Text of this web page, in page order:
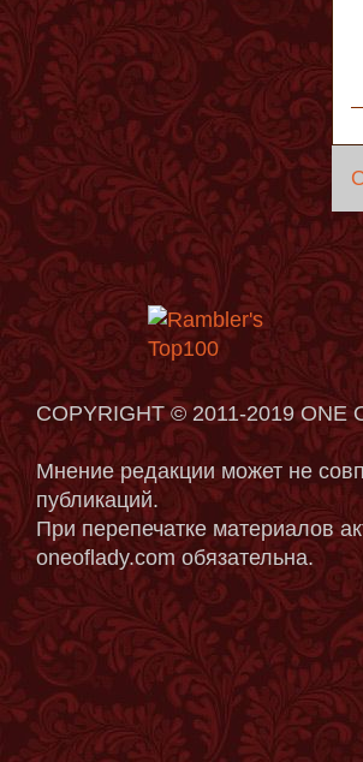
COPYRIGHT © 2011-2019 ONE
Мнение редакции может не
публикаций.
При перепечатке материалов
oneoflady.com обязательна.